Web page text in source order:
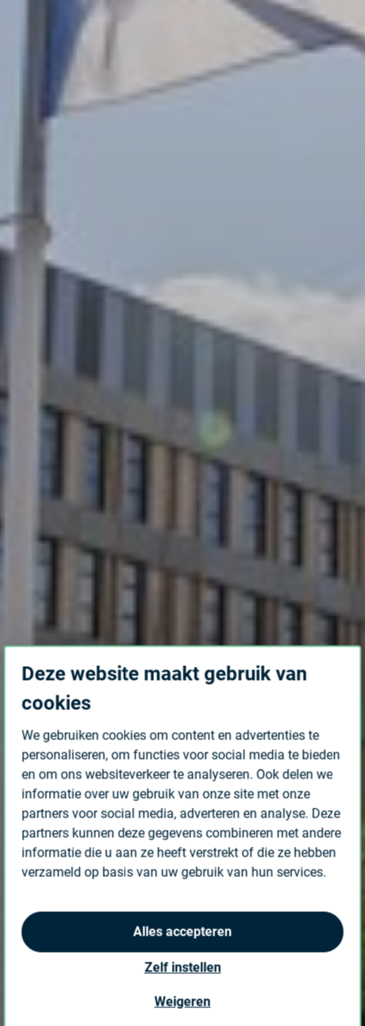
Deze website maakt gebruik van
cookies
We gebruiken cookies om content en advertenties te
personaliseren, om functies voor social media te bieden
en om ons websiteverkeer te analyseren. Ook delen we
informatie over uw gebruik van onze site met onze
partners voor social media, adverteren en analyse. Deze
partners kunnen deze gegevens combineren met andere
informatie die u aan ze heeft verstrekt of die ze hebben
verzameld op basis van uw gebruik van hun services.
Alles accepteren
Zelf instellen
Weigeren